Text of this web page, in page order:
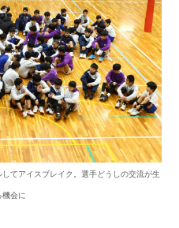
てアイスブレイク。選手どうしの交流が生
機会に